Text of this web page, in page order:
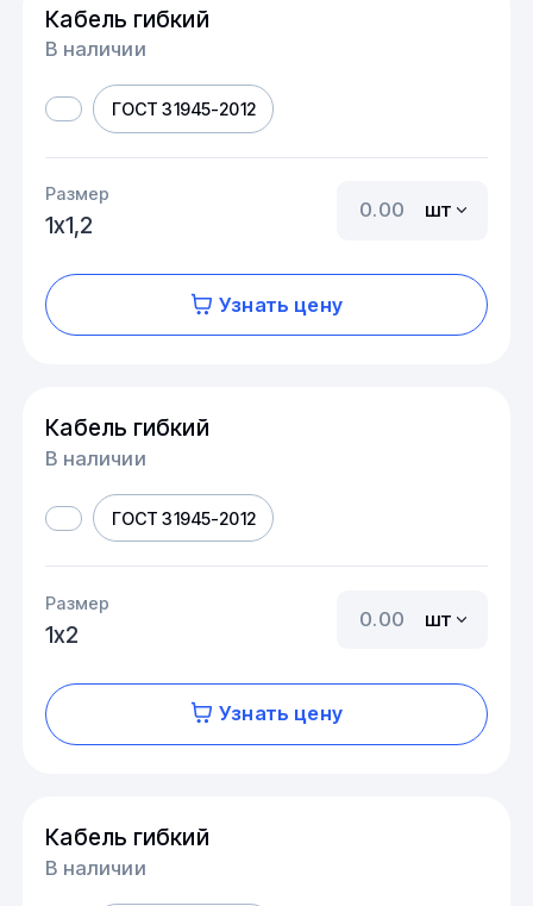
Кабель гибкий
В наличии
ГОСТ 31945-2012
Размер
1х1,2
шт
Узнать цену
Кабель гибкий
В наличии
ГОСТ 31945-2012
Размер
1х2
шт
Узнать цену
Кабель гибкий
В наличии